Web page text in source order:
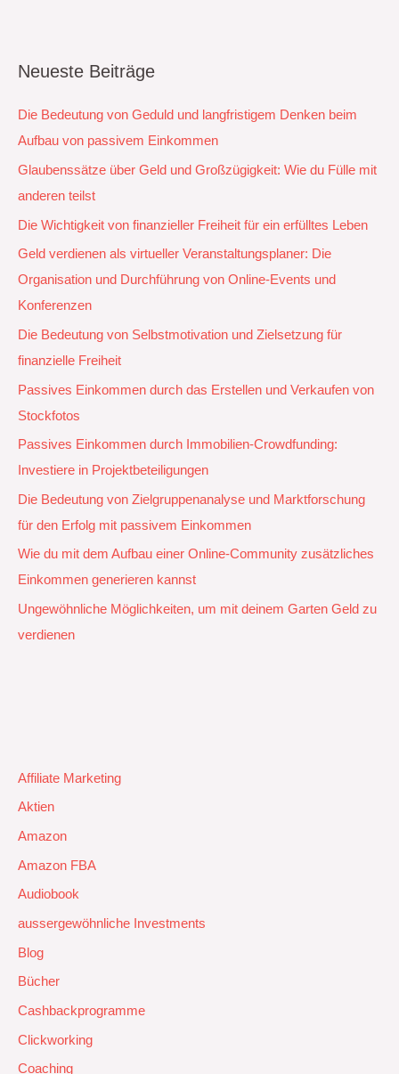
Neueste Beiträge
Die Bedeutung von Geduld und langfristigem Denken beim
Aufbau von passivem Einkommen
Glaubenssätze über Geld und Großzügigkeit: Wie du Fülle mit
anderen teilst
Die Wichtigkeit von finanzieller Freiheit für ein erfülltes Leben
Geld verdienen als virtueller Veranstaltungsplaner: Die
Organisation und Durchführung von Online-Events und
Konferenzen
Die Bedeutung von Selbstmotivation und Zielsetzung für
finanzielle Freiheit
Passives Einkommen durch das Erstellen und Verkaufen von
Stockfotos
Passives Einkommen durch Immobilien-Crowdfunding:
Investiere in Projektbeteiligungen
Die Bedeutung von Zielgruppenanalyse und Marktforschung
für den Erfolg mit passivem Einkommen
Wie du mit dem Aufbau einer Online-Community zusätzliches
Einkommen generieren kannst
Ungewöhnliche Möglichkeiten, um mit deinem Garten Geld zu
verdienen
Affiliate Marketing
Aktien
Amazon
Amazon FBA
Audiobook
aussergewöhnliche Investments
Blog
Bücher
Cashbackprogramme
Clickworking
Coaching